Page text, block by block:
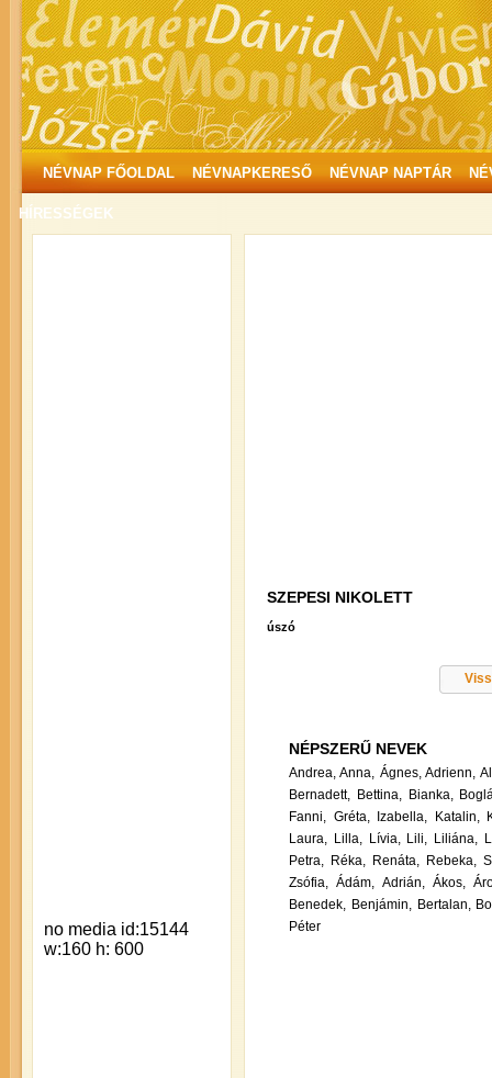
NÉVNAP FŐOLDAL NÉVNAPKERESŐ NÉVNAP NAPTÁR
HÍRESSÉGEK
SZEPESI NIKOLETT
úszó
NÉPSZERŰ NEVEK
Andrea, Anna, Ágnes, Adrienn,
Bernadett, Bettina, Bianka,
Fanni, Gréta, Izabella, Katalin,
Laura, Lilla, Lívia, Lili, Liliána,
Petra, Réka, Renáta, Rebeka,
Zsófia, Ádám, Adrián, Ákos,
Benedek, Benjámin, Bertalan,
Péter